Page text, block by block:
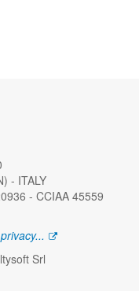
- ITALY
- CCIAA 45559
Srl